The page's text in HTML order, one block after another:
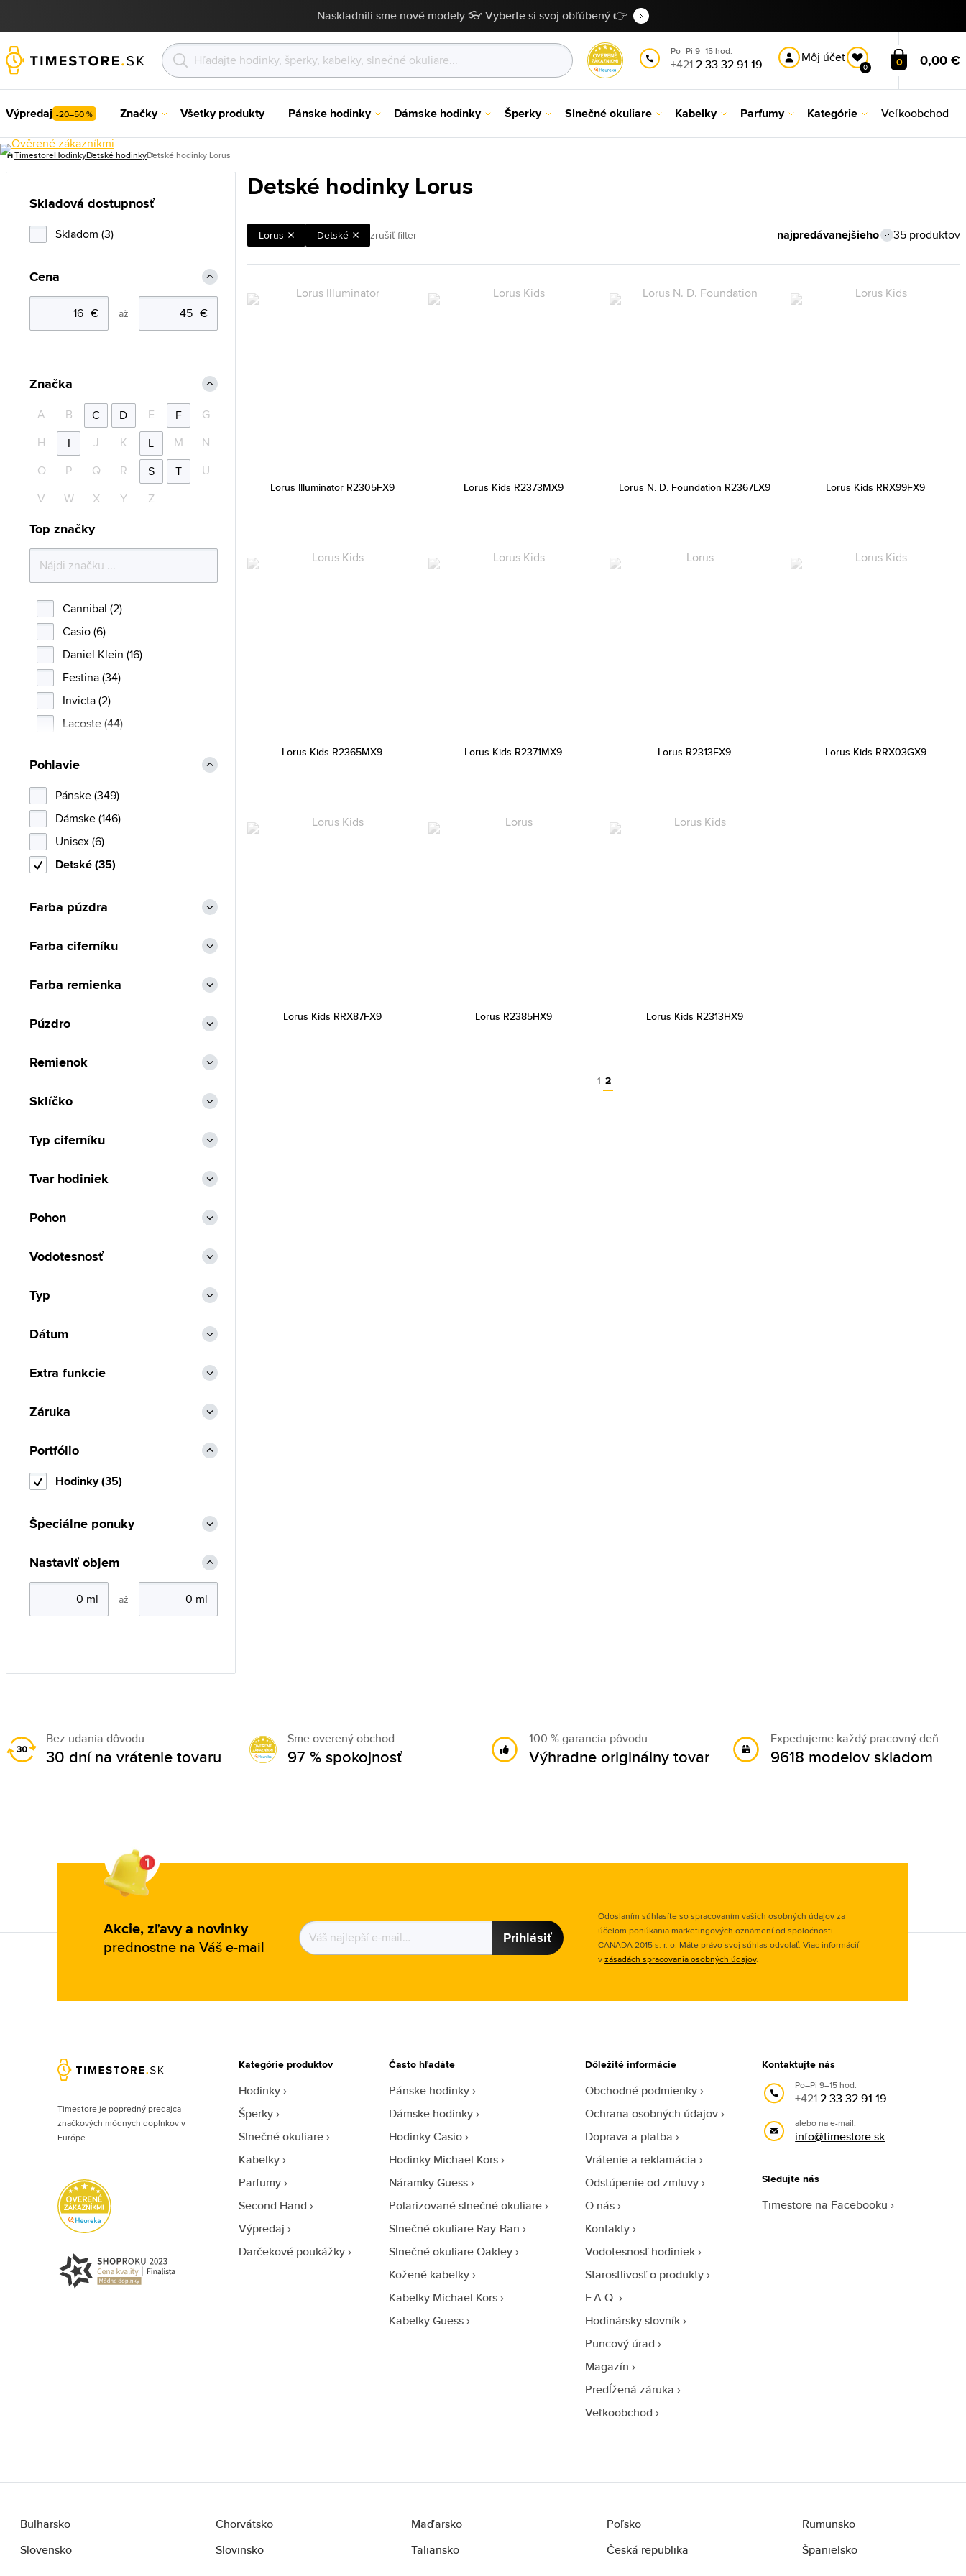
Naskladnili sme nové modely 👓 Vyberte si svoj obľúbený 👉
Po–Pi 9–15 hod.
+4212 33 32 91 19 Môj účet
0 0 0,00 €
Výpredaj -20–50 % Značky Všetky produkty Pánske hodinky Dámske hodinky Šperky Slnečné okuliare Kabelky Parfumy Kategórie Veľkoobchod
TimestoreHodinkyDetské hodinkyDetské hodinky Lorus
Detské hodinky Lorus
Lorus Detské zrušiť filter 35 produktov
Lorus Illuminator R2305FX9 Lorus Kids R2373MX9 Lorus N. D. Foundation R2367LX9 Lorus Kids RRX99FX9
Lorus Kids R2365MX9 Lorus Kids R2371MX9 Lorus R2313FX9 Lorus Kids RRX03GX9
Lorus Kids RRX87FX9 Lorus R2385HX9 Lorus Kids R2313HX9
1 2
Skladová dostupnosť
Skladom (3)
Cena
až
Značka
A B C D E F
G
H
I J K L M
N
O
P Q R S T
U
V
W X Y Z
Top značky
Cannibal (2)
Casio (6)
Daniel Klein (16)
Festina (34)
Invicta (2)
Lacoste (44)
S.Oliver (2)
Timex (11)
Tommy Hilfiger (38)
Pohlavie
Pánske (349)
Dámske (146)
Unisex (6)
Detské (35)
Farba púzdra
Farba ciferníku
Farba remienka
Púzdro
Remienok
Sklíčko
Typ ciferníku
Tvar hodiniek
Pohon
Vodotesnosť
Typ
Dátum
Extra funkcie
Záruka
Portfólio
Hodinky (35)
Špeciálne ponuky
Nastaviť objem
až
Bez udania dôvodu
30 dní na vrátenie tovaru
Sme overený obchod
97 % spokojnosť
100 % garancia pôvodu
Výhradne originálny tovar
Expedujeme každý pracovný deň
9618 modelov skladom
Akcie, zľavy a novinky
prednostne na Váš e-mail Prihlásiť
Odoslaním súhlasíte so spracovaním vašich osobných údajov za
účelom ponúkania marketingových oznámení od spoločnosti
CANADA 2015 s. r. o. Máte právo svoj súhlas odvolať. Viac informácií
vzásadách spracovania osobných údajov.
Timestore je popredný predajca
značkových módnych doplnkov v
Európe.
Kategórie produktov
Hodinky
Šperky
Slnečné okuliare
Kabelky
Parfumy
Second Hand
Výpredaj
Darčekové poukážky
Často hľadáte
Pánske hodinky
Dámske hodinky
Hodinky Casio
Hodinky Michael Kors
Náramky Guess
Polarizované slnečné okuliare
Slnečné okuliare Ray-Ban
Slnečné okuliare Oakley
Kožené kabelky
Kabelky Michael Kors
Kabelky Guess
Dôležité informácie
Obchodné podmienky
Ochrana osobných údajov
Doprava a platba
Vrátenie a reklamácia
Odstúpenie od zmluvy
O nás
Kontakty
Vodotesnosť hodiniek
Starostlivosť o produkty
F.A.Q.
Hodinársky slovník
Puncový úrad
Magazín
Predĺžená záruka
Veľkoobchod
Kontaktujte nás
Po–Pi 9–15 hod.
+4212 33 32 91 19
alebo na e-mail:
info@timestore.sk
Sledujte nás
Timestore na Facebooku
Bulharsko Chorvátsko Maďarsko Poľsko
Rumunsko
Slovensko
Slovinsko Taliansko Česká republika Španielsko